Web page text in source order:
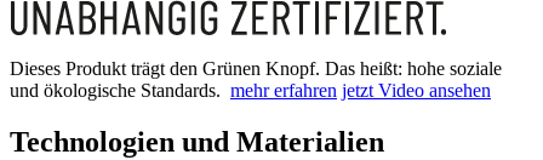
Dieses Produkt trägt den Grünen Knopf. Das heißt: hohe soziale
und ökologische Standards. mehr erfahren jetzt Video ansehen
Technologien und Materialien